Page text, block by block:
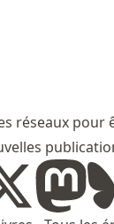
réseaux pour